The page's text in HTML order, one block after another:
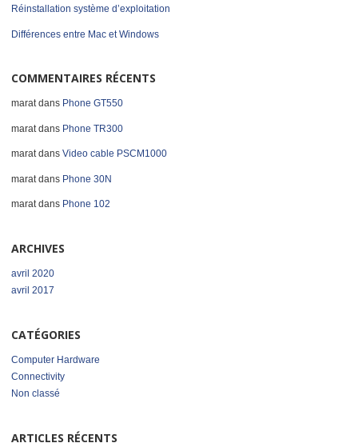
Réinstallation système d’exploitation
Différences entre Mac et Windows
COMMENTAIRES RÉCENTS
maratdans Phone GT550
marat dans Phone TR300
maratdans Video cable PSCM1000
marat dans Phone 30N
maratdans Phone 102
ARCHIVES
avril 2020
avril 2017
CATÉGORIES
Computer Hardware
Connectivity
Non classé
ARTICLES RÉCENTS